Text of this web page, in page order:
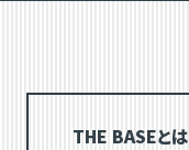
THE BASEとは